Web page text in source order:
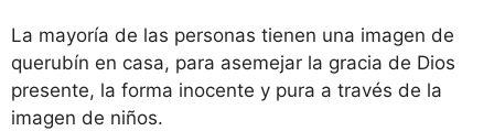
La mayoría de las personas tienen una imagen de
querubín en casa, para asemejar la gracia de Dios
presente, la forma inocente y pura a través de la
imagen de niños.